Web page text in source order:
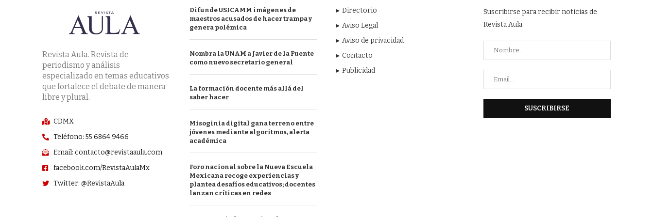
Revista Aula. Revista de
periodismo y análisis
especializado en temas educativos
que fortalece el debate de manera
libre y plural.
CDMX
Teléfono: 55 6864 9466
Email: contacto@revistaaula.com
facebook.com/RevistaAulaMx
Twitter: @RevistaAula
Difunde USICAMM imágenes de
maestros acusados de hacer trampa y
genera polémica
Nombra la UNAM a Javier de la Fuente
como nuevo secretario general
La formación docente más allá del
saber hacer
Misoginia digital gana terreno entre
jóvenes mediante algoritmos, alerta
académica
Foro nacional sobre la Nueva Escuela
Mexicana recoge experiencias y
plantea desafíos educativos; docentes
lanzan críticas en redes
Directorio
Aviso Legal
Aviso de privacidad
Contacto
Publicidad
Suscribirse para recibir noticias de
Revista Aula